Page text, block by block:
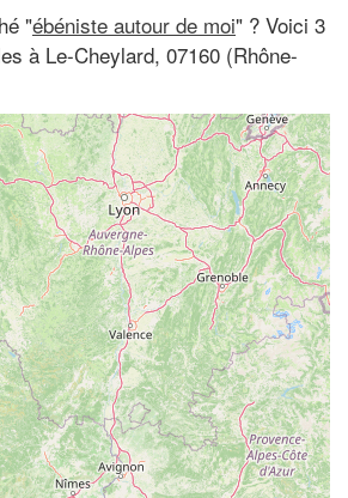
"ébéniste autour de moi" ? Voici 3
à Le-Cheylard, 07160 (Rhône-